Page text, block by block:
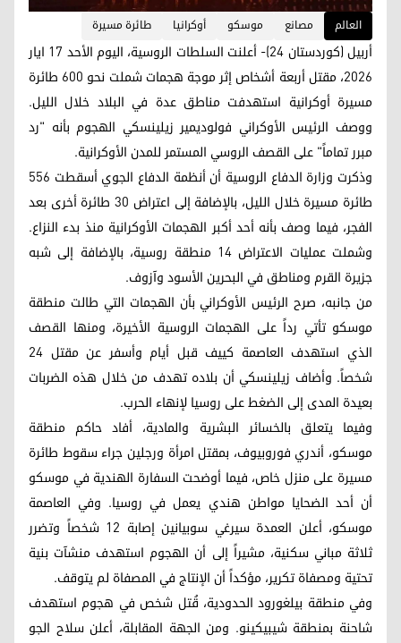
العالم مصانع موسكو أوكرانيا طائرة مسيرة
أربيل (كوردستان 24)- أعلنت السلطات الروسية، اليوم الأحد 17 ایار
2026، مقتل أربعة أشخاص إثر موجة هجمات شملت نحو 600 طائرة
مسيرة أوكرانية استهدفت مناطق عدة في البلاد خلال الليل.
ووصف الرئيس الأوكراني فولوديمير زيلينسكي الهجوم بأنه "رد
مبرر تماماً" على القصف الروسي المستمر للمدن الأوكرانية.
وذكرت وزارة الدفاع الروسية أن أنظمة الدفاع الجوي أسقطت 556
طائرة مسيرة خلال الليل، بالإضافة إلى اعتراض 30 طائرة أخرى بعد
الفجر، فيما وصف بأنه أحد أكبر الهجمات الأوكرانية منذ بدء النزاع.
وشملت عمليات الاعتراض 14 منطقة روسية، بالإضافة إلى شبه
جزيرة القرم ومناطق في البحرين الأسود وآزوف.
من جانبه، صرح الرئيس الأوكراني بأن الهجمات التي طالت منطقة
موسكو تأتي رداً على الهجمات الروسية الأخيرة، ومنها القصف
الذي استهدف العاصمة كييف قبل أيام وأسفر عن مقتل 24
شخصاً. وأضاف زيلينسكي أن بلاده تهدف من خلال هذه الضربات
بعيدة المدى إلى الضغط على روسيا لإنهاء الحرب.
وفيما يتعلق بالخسائر البشرية والمادية، أفاد حاكم منطقة
موسكو، أندري فوروبيوف، بمقتل امرأة ورجلين جراء سقوط طائرة
مسيرة على منزل خاص، فيما أوضحت السفارة الهندية في موسكو
أن أحد الضحايا مواطن هندي يعمل في روسيا. وفي العاصمة
موسكو، أعلن العمدة سيرغي سوبيانين إصابة 12 شخصاً وتضرر
ثلاثة مباني سكنية، مشيراً إلى أن الهجوم استهدف منشآت بنية
تحتية ومصفاة تكرير، مؤكداً أن الإنتاج في المصفاة لم يتوقف.
وفي منطقة بيلغورود الحدودية، قُتل شخص في هجوم استهدف
شاحنة بمنطقة شيبيكينو. ومن الجهة المقابلة، أعلن سلاح الجو